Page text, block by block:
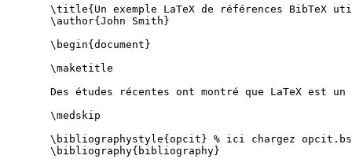
\title{Un exemple LaTeX de références
\author{John Smith}
\begin{ document }
\maketitle
Des études récentes ont montré que LaTeX est
\medskip
\bibliographystyle{opcit} % ici chargez
\bibliography{bibliography}